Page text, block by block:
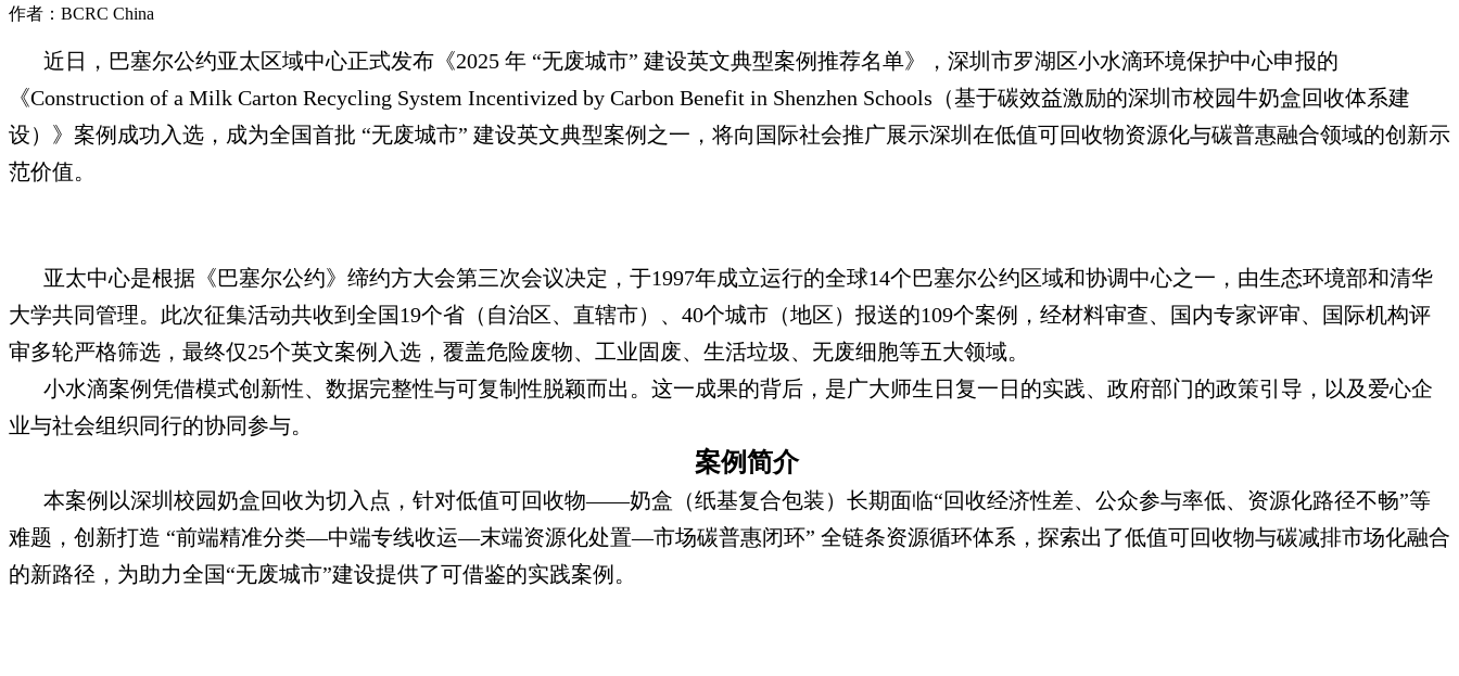
作者：BCRC China
近日，巴塞尔公约亚太区域中心正式发布《2025 年 “无废城市” 建设英文典型案例推荐名单》，深圳市罗湖区小水滴环境保护中心申报的
《Construction of a Milk Carton Recycling System Incentivized by Carbon Benefit in Shenzhen Schools（基于碳效益激励的深圳市校园牛奶盒回收体系建
设）》案例成功入选，成为全国首批 “无废城市” 建设英文典型案例之一，将向国际社会推广展示深圳在低值可回收物资源化与碳普惠融合领域的创新示
范价值。
亚太中心是根据《巴塞尔公约》缔约方大会第三次会议决定，于1997年成立运行的全球14个巴塞尔公约区域和协调中心之一，由生态环境部和清华
大学共同管理。此次征集活动共收到全国19个省（自治区、直辖市）、40个城市（地区）报送的109个案例，经材料审查、国内专家评审、国际机构评
审多轮严格筛选，最终仅25个英文案例入选，覆盖危险废物、工业固废、生活垃圾、无废细胞等五大领域。
小水滴案例凭借模式创新性、数据完整性与可复制性脱颖而出。这一成果的背后，是广大师生日复一日的实践、政府部门的政策引导，以及爱心企
业与社会组织同行的协同参与。
案例简介
本案例以深圳校园奶盒回收为切入点，针对低值可回收物——奶盒（纸基复合包装）长期面临“回收经济性差、公众参与率低、资源化路径不畅”等
难题，创新打造 “前端精准分类—中端专线收运—末端资源化处置—市场碳普惠闭环” 全链条资源循环体系，探索出了低值可回收物与碳减排市场化融合
的新路径，为助力全国“无废城市”建设提供了可借鉴的实践案例。